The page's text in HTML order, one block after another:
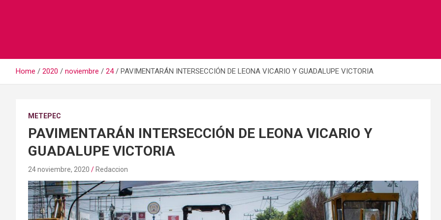
Home 2020 noviembre 24 PAVIMENTARÁN INTERSECCIÓN DE LEONA VICARIO Y GUADALUPE VICTORIA
METEPEC
PAVIMENTARÁN INTERSECCIÓN DE LEONA VICARIO Y
GUADALUPE VICTORIA
24 noviembre, 2020 Redaccion